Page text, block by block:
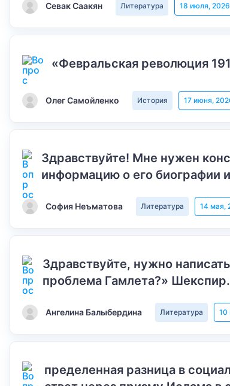
Севак Саакян Литература 18 июля, 2026
«Февральская революция
Олег Самойленко История 17 июня,
Здравствуйте! Мне нужен
информацию о его биографии
София Неъматова Литература 14 мая,
Здравствуйте, нужно
проблема Гамлета?»
Ангелина Балыбердина Литература 10
пределенная разница в